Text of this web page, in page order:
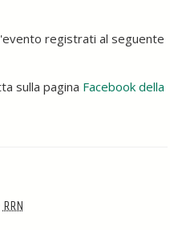
registrati al seguente
sulla pagina Facebook della
RRN